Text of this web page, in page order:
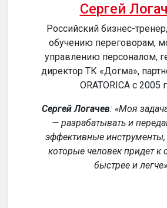
Сергей
Российский бизнес-
обучению переговорам,
управлению персоналом,
директор ТК «Догма»,
ORATORICA c 2005
Сергей Логачев: Моя
— разрабатывать и
эффективные инструменты,
которые человек придет к
быстрее и легче